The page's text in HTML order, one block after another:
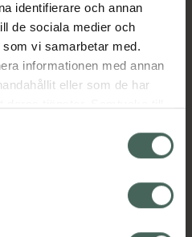
identifierare och annan
de sociala medier och
vi samarbetar med.
informationen med annan
eller som de har
samtycke påverkar inte
skett innan återkallelsen.
innan
Visa